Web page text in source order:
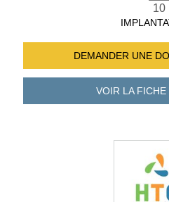
10
DEMANDER UNE
VOIR LA FICHE